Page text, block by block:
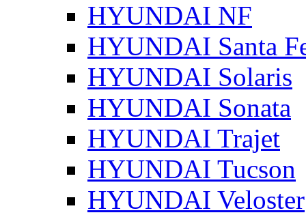
HYUNDAI NF
HYUNDAI Santa
HYUNDAI Solaris
HYUNDAI Sonata
HYUNDAI Trajet
HYUNDAI Tucson
HYUNDAI Veloster